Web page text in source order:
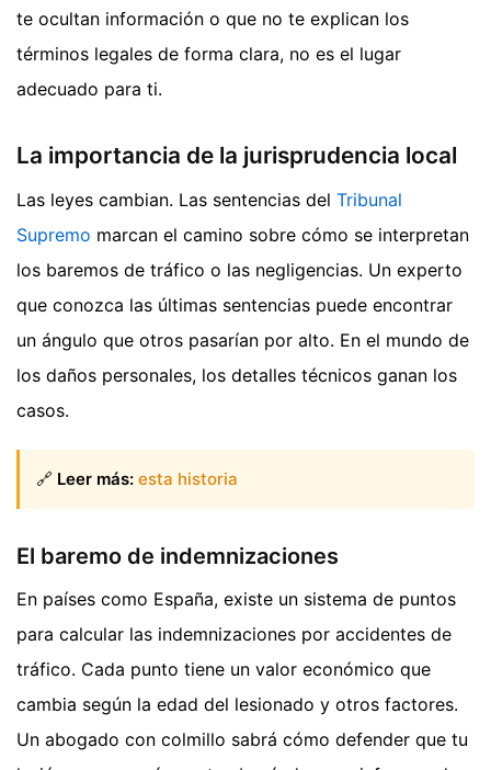
te ocultan información o que no te explican los
términos legales de forma clara, no es el lugar
adecuado para ti.
La importancia de la jurisprudencia local
Las leyes cambian. Las sentencias del Tribunal
Supremo marcan el camino sobre cómo se interpretan
los baremos de tráfico o las negligencias. Un experto
que conozca las últimas sentencias puede encontrar
un ángulo que otros pasarían por alto. En el mundo de
los daños personales, los detalles técnicos ganan los
casos.
🔗 Leer más: esta historia
El baremo de indemnizaciones
En países como España, existe un sistema de puntos
para calcular las indemnizaciones por accidentes de
tráfico. Cada punto tiene un valor económico que
cambia según la edad del lesionado y otros factores.
Un abogado con colmillo sabrá cómo defender que tu